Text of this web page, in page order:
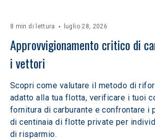
8 min di lettura luglio 28, 2026
Approvvigionamento critico di
i vettori
Scopri come valutare il metodo di
adatto alla tua flotta, verificare i tuoi
fornitura di carburante e confrontare i
di centinaia di flotte private per
di risparmio.